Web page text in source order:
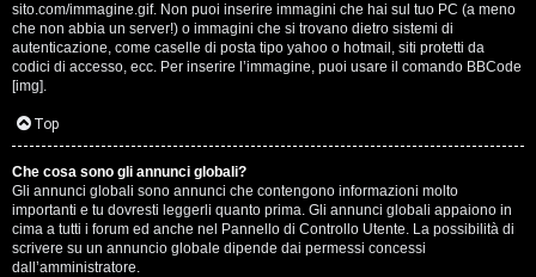
sito.com/immagine.gif. Non puoi inserire immagini che hai sul tuo PC (a meno
che non abbia un server!) o immagini che si trovano dietro sistemi di
autenticazione, come caselle di posta tipo yahoo o hotmail, siti protetti da
codici di accesso, ecc. Per inserire l’immagine, puoi usare il comando BBCode
[img].
Top
Che cosa sono gli annunci globali?
Gli annunci globali sono annunci che contengono informazioni molto
importanti e tu dovresti leggerli quanto prima. Gli annunci globali appaiono in
cima a tutti i forum ed anche nel Pannello di Controllo Utente. La possibilità di
scrivere su un annuncio globale dipende dai permessi concessi
dall’amministratore.
C
o
s
a
c
i
p